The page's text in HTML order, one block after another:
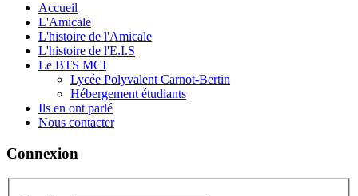
Accueil
L'Amicale
L'histoire de l'Amicale
L'histoire de l'E.I.S
Le BTS MCI
Lycée Polyvalent Carnot-Bertin
Hébergement étudiants
Ils en ont parlé
Nous contacter
Connexion